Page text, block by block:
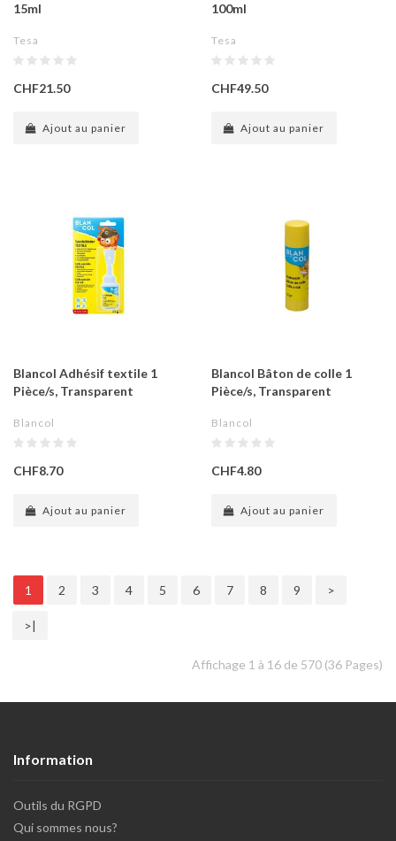
15ml
Tesa
CHF21.50
Ajout au panier
100ml
Tesa
CHF49.50
Ajout au panier
Blancol Adhésif textile 1
Pièce/s, Transparent
Blancol
CHF8.70
Ajout au panier
Blancol Bâton de colle 1
Pièce/s, Transparent
Blancol
CHF4.80
Ajout au panier
1 2 3 4 5 6 7 8 9 >
>|
Affichage 1 à 16 de 570 (36 Pages)
Information
Outils du RGPD
Qui sommes nous?